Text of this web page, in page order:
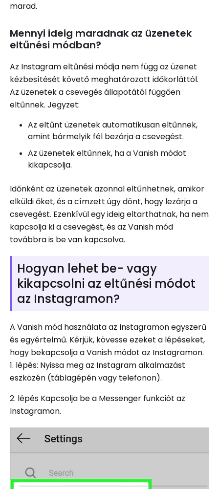
marad.
Mennyi ideig maradnak az üzenetek
eltűnési módban?
Az Instagram eltűnési módja nem függ az üzenet
kézbesítését követő meghatározott időkorláttól.
Az üzenetek a csevegés állapotától függően
eltűnnek. Jegyzet:
Az eltűnt üzenetek automatikusan eltűnnek,
amint bármelyik fél bezárja a csevegést.
Az üzenetek eltűnnek, ha a Vanish módot
kikapcsolja.
Időnként az üzenetek azonnal eltűnhetnek, amikor
elküldi őket, és a címzett úgy dönt, hogy lezárja a
csevegést. Ezenkívül egy ideig eltarthatnak, ha nem
kapcsolja ki a csevegést, és az Vanish mód
továbbra is be van kapcsolva.
Hogyan lehet be- vagy
kikapcsolni az eltűnési módot
az Instagramon?
A Vanish mód használata az Instagramon egyszerű
és egyértelmű. Kérjük, kövesse ezeket a lépéseket,
hogy bekapcsolja a Vanish módot az Instagramon.
1. lépés: Nyissa meg az Instagram alkalmazást
eszközén (táblagépén vagy telefonon).
2. lépés Kapcsolja be a Messenger funkciót az
Instagramon.